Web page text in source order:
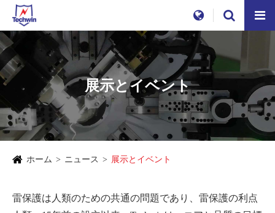
展示とイベント
ホーム ニュース 展示とイベント
雷保護は人類のための共通の問題であり、雷保護の利点